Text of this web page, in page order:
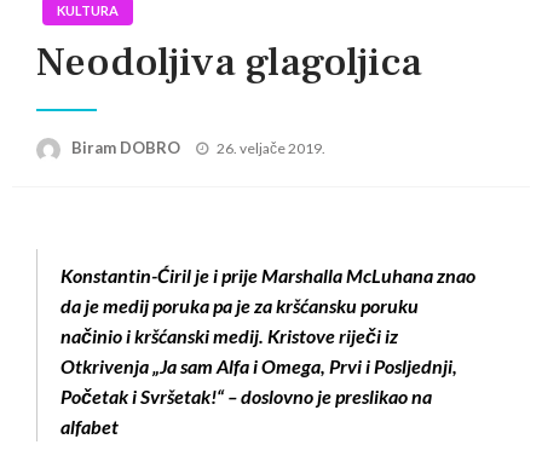
KULTURA
Neodoljiva glagoljica
Biram DOBRO
Posted
26. veljače 2019.
Konstantin-Ćiril je i prije Marshalla McLuhana znao
da je medij poruka pa je za kršćansku poruku
načinio i kršćanski medij. Kristove riječi iz
Otkrivenja „Ja sam Alfa i Omega, Prvi i Posljednji,
Početak i Svršetak!“ – doslovno je preslikao na
alfabet